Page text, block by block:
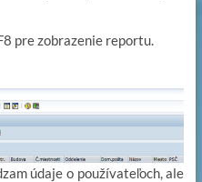
pre zobrazenie reportu.
údaje o používateľoch, ale